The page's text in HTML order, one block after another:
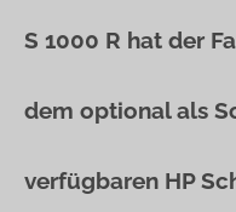
S 1000 R hat der
dem optional als
verfügbaren HP